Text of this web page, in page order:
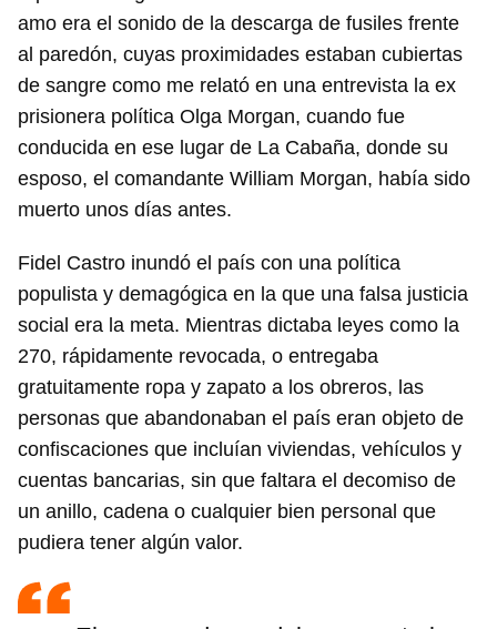
amo era el sonido de la descarga de fusiles frente
al paredón, cuyas proximidades estaban cubiertas
de sangre como me relató en una entrevista la ex
prisionera política Olga Morgan, cuando fue
conducida en ese lugar de La Cabaña, donde su
esposo, el comandante William Morgan, había sido
muerto unos días antes.
Fidel Castro inundó el país con una política
populista y demagógica en la que una falsa justicia
social era la meta. Mientras dictaba leyes como la
270, rápidamente revocada, o entregaba
gratuitamente ropa y zapato a los obreros, las
personas que abandonaban el país eran objeto de
confiscaciones que incluían viviendas, vehículos y
cuentas bancarias, sin que faltara el decomiso de
un anillo, cadena o cualquier bien personal que
pudiera tener algún valor.